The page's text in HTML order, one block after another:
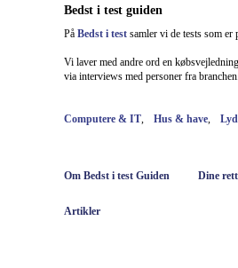
Bedst i test guiden
På Bedst i test samler vi de tests som
Vi laver med andre ord en
via interviews med personer fra branchen.
Computere & IT, Hus & have,
Om Bedst i test Guiden Dine
Artikler